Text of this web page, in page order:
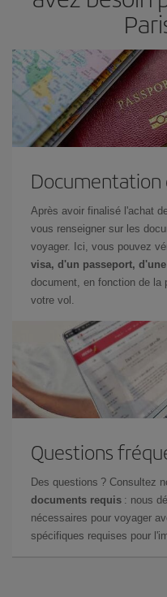
Documentation
Après avoir finalisé l'achat
vous renseigner sur les
voyager. Ici, vous pouvez
visa, d'un passeport,
document, en fonction de la
votre vol.
Questions
Des questions ? Consultez
documents requis : nous
nécessaires pour voyager
spécifiques requises pour